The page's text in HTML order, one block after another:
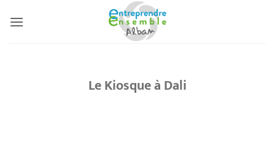
Le Kiosque à Dali